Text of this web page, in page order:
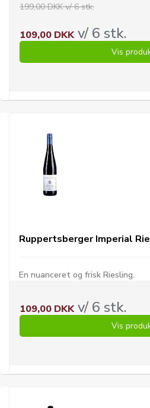
199,00 DKK v/ 6 stk.
109,00 DKKv/ 6 stk.
Vis
Ruppertsberger Imperial
En nuanceret og frisk Riesling.
109,00 DKKv/ 6 stk.
Vis